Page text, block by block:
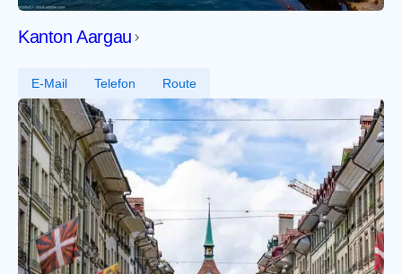
Kanton Aargau
E-Mail Telefon Route